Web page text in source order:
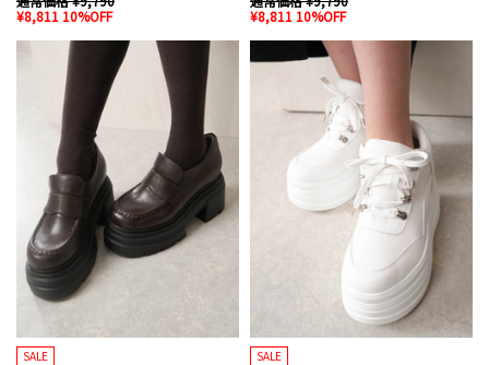
¥8,811 10%OFF
¥8,811 10%OFF
SALE SALE